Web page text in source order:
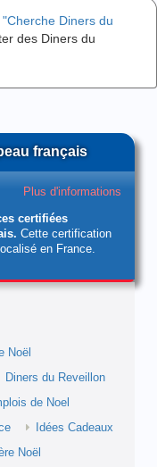
"Cherche Diners du
des Diners du
français
Plus d'informations
certifiées
Cette certification
en France.
Noël
Diners du Reveillon
de Noel
Idées Cadeaux
Noël